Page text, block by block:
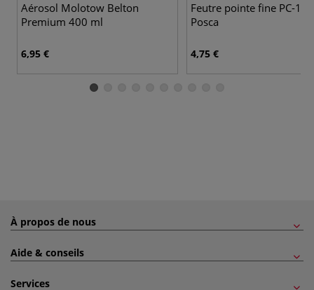
Aérosol Molotow Belton
Premium 400 ml
6,95 €
Feutre pointe fine PC-
Posca
4,75 €
À propos de nous
Aide & conseils
Services